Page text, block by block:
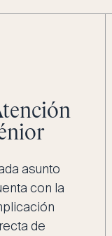
asunto
con la
de